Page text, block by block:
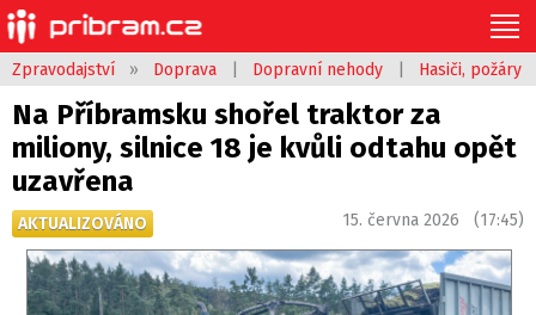
Zpravodajství » Doprava Dopravní nehody Hasiči, požáry
Na Příbramsku shořel traktor za
miliony, silnice 18 je kvůli odtahu opět
uzavřena
AKTUALIZOVÁNO 15. června 2026 (17:45)